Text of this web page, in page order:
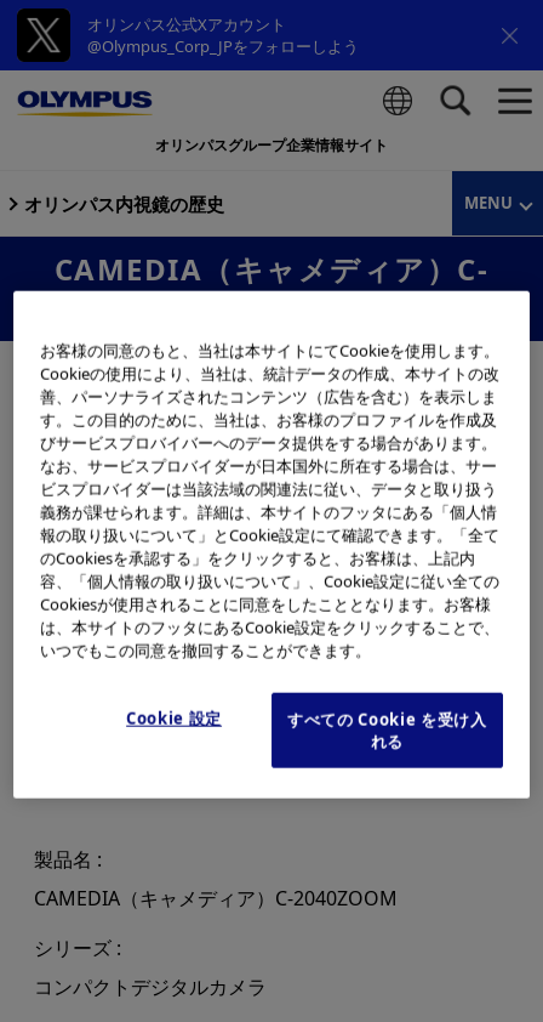
オリンパス公式Xアカウント
@Olympus_Corp_JPをフォローしよう
オリンパスグループ企業情報サイト
オリンパス内視鏡の歴史 MENU
CAMEDIA（キャメディア）C-
製品名
CAMEDIA（キャメディア）C-2040ZOOM
シリーズ
コンパクトデジタルカメラ
お客様の同意のもと、当社は本サイトにてCookieを使用します。
Cookieの使用により、当社は、統計データの作成、本サイトの改
善、パーソナライズされたコンテンツ（広告を含む）を表示しま
す。この目的のために、当社は、お客様のプロファイルを作成及
びサービスプロバイバーへのデータ提供をする場合があります。
なお、サービスプロバイダーが日本国外に所在する場合は、サー
ビスプロバイダーは当該法域の関連法に従い、データと取り扱う
義務が課せられます。詳細は、本サイトのフッタにある「個人情
報の取り扱いについて」とCookie設定にて確認できます。「全て
のCookiesを承認する」をクリックすると、お客様は、上記内
容、「個人情報の取り扱いについて」、Cookie設定に従い全ての
Cookiesが使用されることに同意をしたこととなります。お客様
は、本サイトのフッタにあるCookie設定をクリックすることで、
いつでもこの同意を撤回することができます。
Cookie 設定
すべての Cookie を受け入
れる